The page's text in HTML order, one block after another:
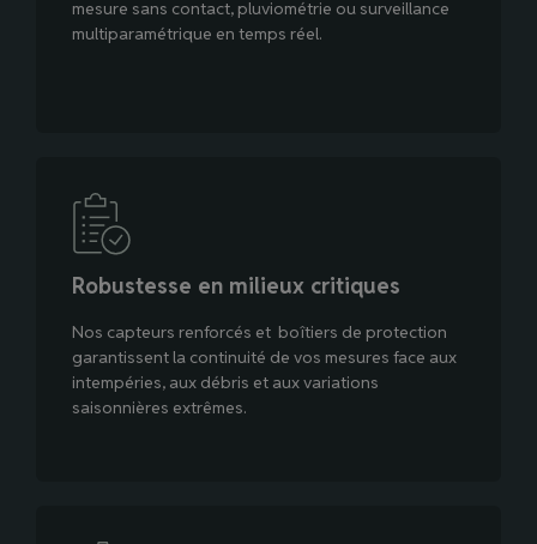
mesure sans contact, pluviométrie ou surveillance
multiparamétrique en temps réel.
Robustesse en milieux critiques
Nos capteurs renforcés et boîtiers de protection
garantissent la continuité de vos mesures face aux
intempéries, aux débris et aux variations
saisonnières extrêmes.